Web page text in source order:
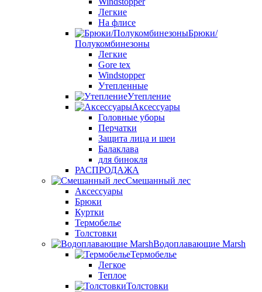
Легкие
На флисе
Брюки/
Полукомбинезоны
Легкие
Gore tex
Windstopper
Утепленные
Утепление
Аксессуары
Головные уборы
Перчатки
Защита лица и шеи
Балаклава
для бинокля
РАСПРОДАЖА
Смешанный лес
Аксессуары
Брюки
Куртки
Термобелье
Толстовки
Водоплавающие Marsh
Термобелье
Легкое
Теплое
Толстовки